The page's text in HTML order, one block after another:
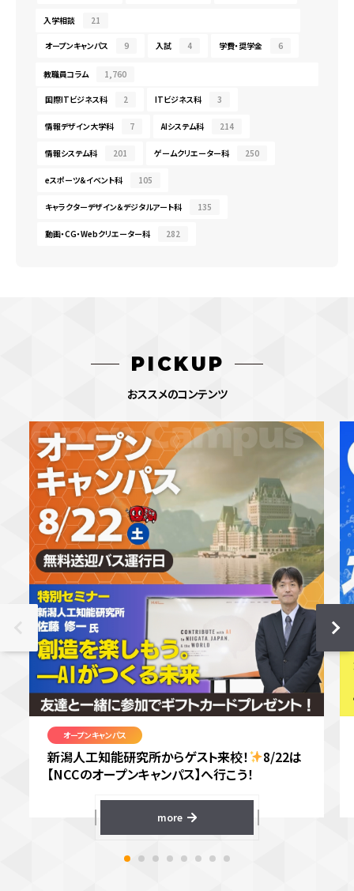
入学相談 21
オープンキャンパス 9 入試 4 学費・奨学金 6
教職員コラム 1,760
国際ITビジネス科 2 ITビジネス科 3
情報デザイン大学科 7 AIシステム科 214
情報システム科 201 ゲームクリエーター科 250
eスポーツ＆イベント科 105
キャラクターデザイン＆デジタルアート科 135
動画・CG・Webクリエーター科 282
PICKUP
おススメのコンテンツ
オープンキャンパス
新潟人工知能研究所からゲスト来校！
8/22は
【NCCのオープンキャンパス】へ行こう！
more